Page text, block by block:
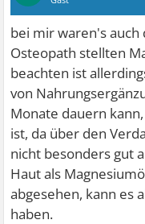
bei mir waren's
Osteopath stellten
beachten ist
von
Monate dauern
ist, da über den
nicht besonders gut
Haut als
abgesehen, kann es
haben.